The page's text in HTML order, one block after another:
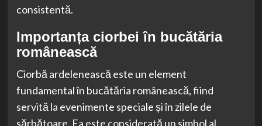
consistentă.
Importanța ciorbei în bucătăria
românească
Ciorbă ardelenească este un element
fundamental în bucătăria românească, fiind
servită la evenimente speciale și în zilele de
sărbătoare. Ea este considerată un simbol al